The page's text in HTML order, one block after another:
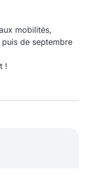
mobilités,
de septembre
!